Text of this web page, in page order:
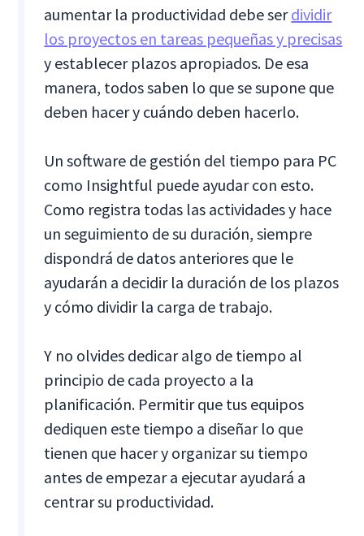
aumentar la productividad debe serdividir
los proyectos en tareas pequeñas y precisas
y establecer plazos apropiados. De esa
manera, todos saben lo que se supone que
deben hacer y cuándo deben hacerlo.
Un software de gestión del tiempo para PC
como Insightful puede ayudar con esto.
Como registra todas las actividades y hace
un seguimiento de su duración, siempre
dispondrá de datos anteriores que le
ayudarán a decidir la duración de los plazos
y cómo dividir la carga de trabajo.
Y no olvides dedicar algo de tiempo al
principio de cada proyecto a la
planificación. Permitir que tus equipos
dediquen este tiempo a diseñar lo que
tienen que hacer y organizar su tiempo
antes de empezar a ejecutar ayudará a
centrar su productividad.